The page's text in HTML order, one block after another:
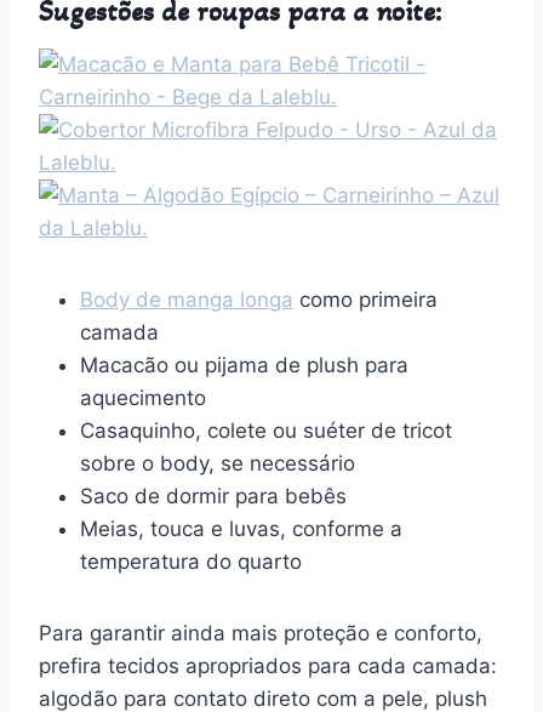
Sugestões de roupas para a noite:
Body de manga longa como primeira
camada
Macacão ou pijama de plush para
aquecimento
Casaquinho, colete ou suéter de tricot
sobre o body, se necessário
Saco de dormir para bebês
Meias, touca e luvas, conforme a
temperatura do quarto
Para garantir ainda mais proteção e conforto,
prefira tecidos apropriados para cada camada:
algodão para contato direto com a pele, plush